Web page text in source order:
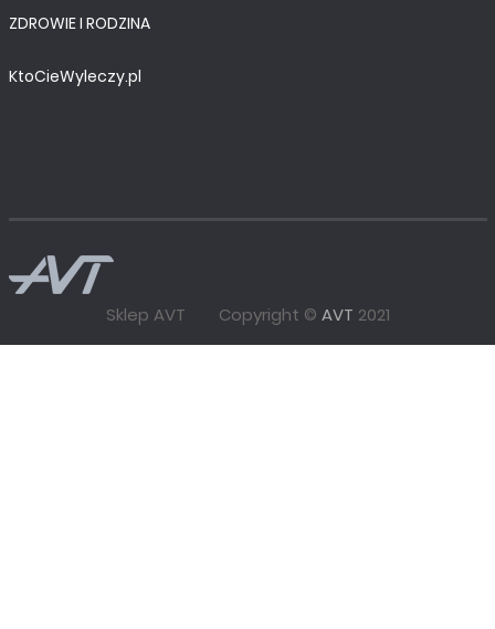
ZDROWIE I RODZINA
KtoCieWyleczy.pl
Sklep AVT Copyright © AVT 2021